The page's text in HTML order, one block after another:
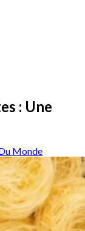
: Une
Monde